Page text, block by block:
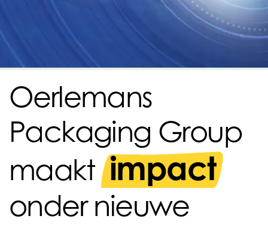
Oerlemans
Packaging Group
maakt impact
onder nieuwe